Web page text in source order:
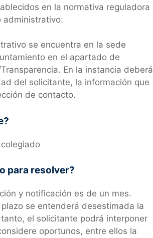
en la normativa reguladora
administrativo.
se encuentra en la sede
en el apartado de
En la instancia deberá
del solicitante, la información que
de contacto.
para resolver?
y notificación es de un mes.
se entenderá desestimada la
el solicitante podrá interponer
oportunos, entre ellos la